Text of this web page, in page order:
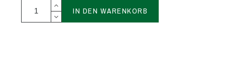
IN DEN WARENKORB